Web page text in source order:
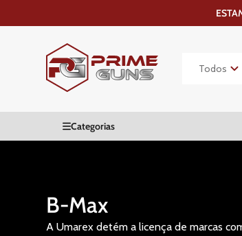
B-Max
A Umarex detém a licença de marcas